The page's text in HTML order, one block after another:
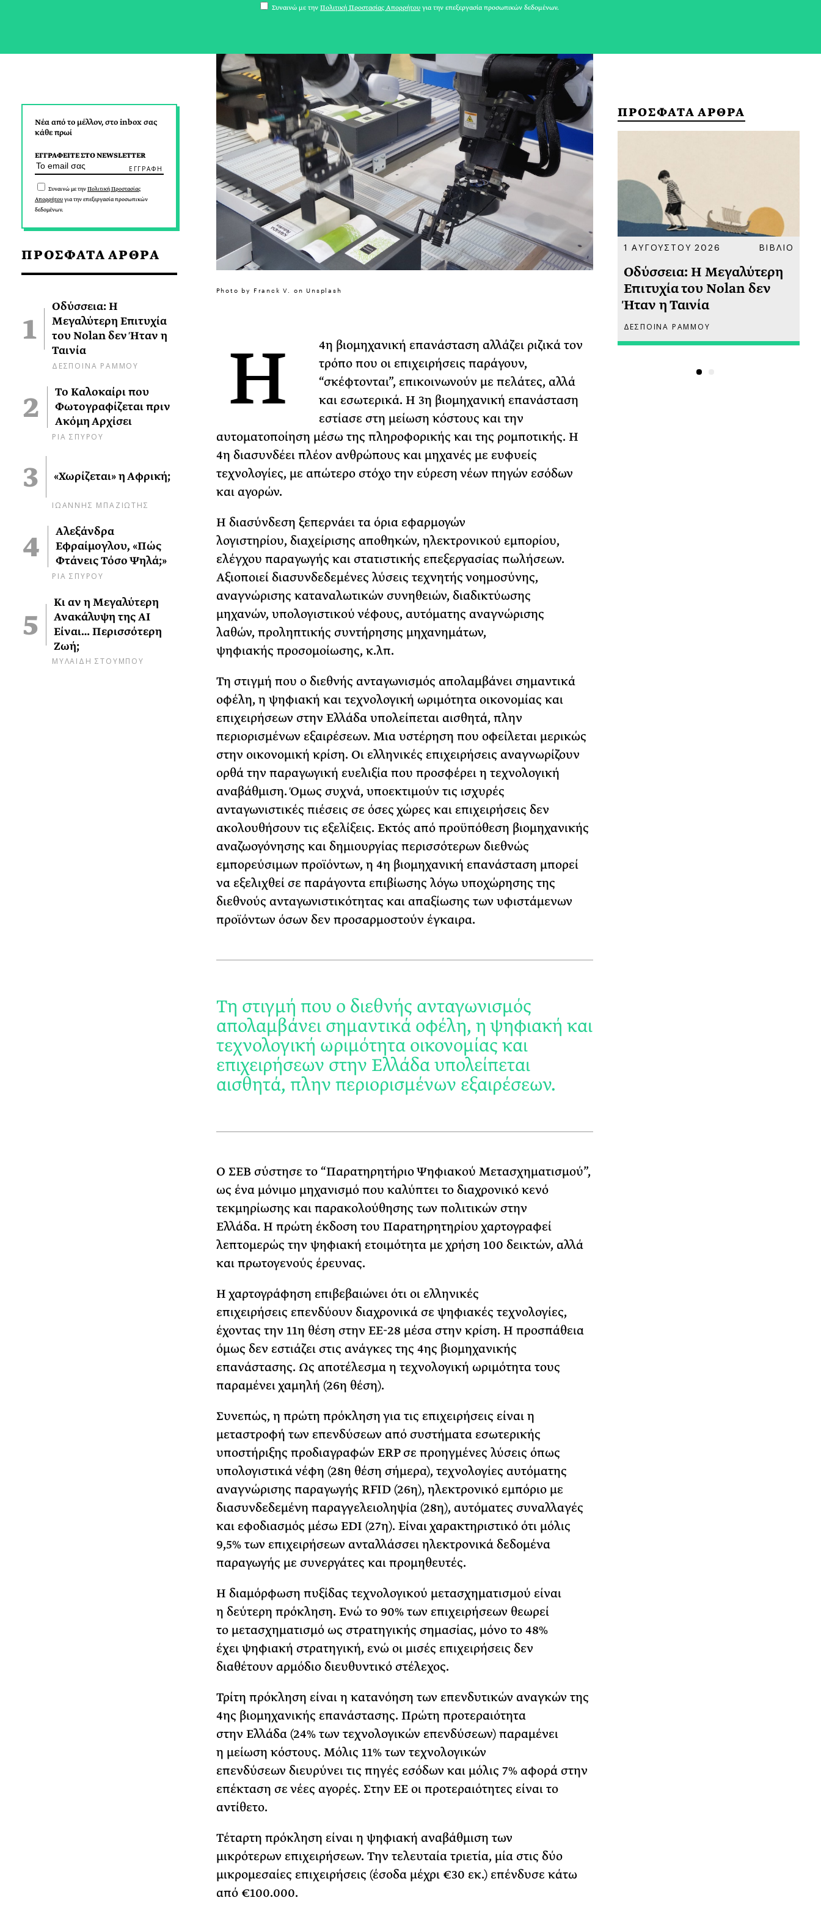
Νέα από το μέλλον, στο inbox σας
κάθε πρωί
ΕΓΓΡΑΦΕΙΤΕ ΣΤΟ NEWSLETTER
Συναινώ με τηνΠολιτική Προστασίας
Απορρήτουγια την επεξεργασία προσωπικών
δεδομένων.
ΠΡΟΣΦΑΤΑ ΑΡΘΡΑ
Οδύσσεια: Η
Μεγαλύτερη Επιτυχία
του Nolan δεν Ήταν η
Ταινία
ΔΕΣΠΟΙΝΑ ΡΑΜΜΟΥ
Το Καλοκαίρι που
Φωτογραφίζεται πριν
Ακόμη Αρχίσει
ΡΙΑ ΣΠΥΡΟΥ
«Χωρίζεται» η Αφρική;
ΙΩΑΝΝΗΣ ΜΠΑΖΙΩΤΗΣ
Αλεξάνδρα
Εφραίμογλου, «Πώς
Φτάνεις Τόσο Ψηλά;»
ΡΙΑ ΣΠΥΡΟΥ
Κι αν η Μεγαλύτερη
Ανακάλυψη της AI
Είναι… Περισσότερη
Ζωή;
ΜΥΛΑΙΔΗ ΣΤΟΥΜΠΟΥ
Photo by Franck V. on Unsplash
Η
4η βιομηχανική επανάσταση αλλάζει ριζικά τον
τρόπο που οι επιχειρήσεις παράγουν,
“σκέφτονται”, επικοινωνούν με πελάτες, αλλά
και εσωτερικά. Η 3η βιομηχανική επανάσταση
εστίασε στη μείωση κόστους και την
αυτοματοποίηση μέσω της πληροφορικής και της ρομποτικής. Η
4η διασυνδέει πλέον ανθρώπους και μηχανές με ευφυείς
τεχνολογίες, με απώτερο στόχο την εύρεση νέων πηγών εσόδων
και αγορών.
Η διασύνδεση ξεπερνάει τα όρια εφαρμογών
λογιστηρίου, διαχείρισης αποθηκών, ηλεκτρονικού εμπορίου,
ελέγχου παραγωγής και στατιστικής επεξεργασίας πωλήσεων.
Αξιοποιεί διασυνδεδεμένες λύσεις τεχνητής νοημοσύνης,
αναγνώρισης καταναλωτικών συνηθειών, διαδικτύωσης
μηχανών, υπολογιστικού νέφους, αυτόματης αναγνώρισης
λαθών, προληπτικής συντήρησης μηχανημάτων,
ψηφιακής προσομοίωσης, κ.λπ.
Τη στιγμή που ο διεθνής ανταγωνισμός απολαμβάνει σημαντικά
οφέλη, η ψηφιακή και τεχνολογική ωριμότητα οικονομίας και
επιχειρήσεων στην Ελλάδα υπολείπεται αισθητά, πλην
περιορισμένων εξαιρέσεων. Μια υστέρηση που οφείλεται μερικώς
στην οικονομική κρίση. Οι ελληνικές επιχειρήσεις αναγνωρίζουν
ορθά την παραγωγική ευελιξία που προσφέρει η τεχνολογική
αναβάθμιση. Όμως συχνά, υποεκτιμούν τις ισχυρές
ανταγωνιστικές πιέσεις σε όσες χώρες και επιχειρήσεις δεν
ακολουθήσουν τις εξελίξεις. Εκτός από προϋπόθεση βιομηχανικής
αναζωογόνησης και δημιουργίας περισσότερων διεθνώς
εμπορεύσιμων προϊόντων, η 4η βιομηχανική επανάσταση μπορεί
να εξελιχθεί σε παράγοντα επιβίωσης λόγω υποχώρησης της
διεθνούς ανταγωνιστικότητας και απαξίωσης των υφιστάμενων
προϊόντων όσων δεν προσαρμοστούν έγκαιρα.
Τη στιγμή που ο διεθνής ανταγωνισμός
απολαμβάνει σημαντικά οφέλη, η ψηφιακή και
τεχνολογική ωριμότητα οικονομίας και
επιχειρήσεων στην Ελλάδα υπολείπεται
αισθητά, πλην περιορισμένων εξαιρέσεων.
Ο ΣΕΒ σύστησε το “Παρατηρητήριο Ψηφιακού Μετασχηματισμού”,
ως ένα μόνιμο μηχανισμό που καλύπτει το διαχρονικό κενό
τεκμηρίωσης και παρακολούθησης των πολιτικών στην
Ελλάδα. H πρώτη έκδοση του Παρατηρητηρίου χαρτογραφεί
λεπτομερώς την ψηφιακή ετοιμότητα με χρήση 100 δεικτών, αλλά
και πρωτογενούς έρευνας.
Η χαρτογράφηση επιβεβαιώνει ότι οι ελληνικές
επιχειρήσεις επενδύουν διαχρονικά σε ψηφιακές τεχνολογίες,
έχοντας την 11η θέση στην ΕΕ-28 μέσα στην κρίση. Η προσπάθεια
όμως δεν εστιάζει στις ανάγκες της 4ης βιομηχανικής
επανάστασης. Ως αποτέλεσμα η τεχνολογική ωριμότητα τους
παραμένει χαμηλή (26η θέση).
Συνεπώς, η πρώτη πρόκληση για τις επιχειρήσεις είναι η
μεταστροφή των επενδύσεων από συστήματα εσωτερικής
υποστήριξης προδιαγραφών ERP σε προηγμένες λύσεις όπως
υπολογιστικά νέφη (28η θέση σήμερα), τεχνολογίες αυτόματης
αναγνώρισης παραγωγής RFID (26η), ηλεκτρονικό εμπόριο με
διασυνδεδεμένη παραγγελειοληψία (28η), αυτόματες συναλλαγές
και εφοδιασμός μέσω EDI (27η). Είναι χαρακτηριστικό ότι μόλις
9,5% των επιχειρήσεων ανταλλάσσει ηλεκτρονικά δεδομένα
παραγωγής με συνεργάτες και προμηθευτές.
Η διαμόρφωση πυξίδας τεχνολογικού μετασχηματισμού είναι
η δεύτερη πρόκληση. Ενώ το 90% των επιχειρήσεων θεωρεί
το μετασχηματισμό ως στρατηγικής σημασίας, μόνο το 48%
έχει ψηφιακή στρατηγική, ενώ οι μισές επιχειρήσεις δεν
διαθέτουν αρμόδιο διευθυντικό στέλεχος.
Τρίτη πρόκληση είναι η κατανόηση των επενδυτικών αναγκών της
4ης βιομηχανικής επανάστασης. Πρώτη προτεραιότητα
στην Ελλάδα (24% των τεχνολογικών επενδύσεων) παραμένει
η μείωση κόστους. Μόλις 11% των τεχνολογικών
επενδύσεων διευρύνει τις πηγές εσόδων και μόλις 7% αφορά στην
επέκταση σε νέες αγορές. Στην ΕΕ οι προτεραιότητες είναι το
αντίθετο.
Τέταρτη πρόκληση είναι η ψηφιακή αναβάθμιση των
μικρότερων επιχειρήσεων. Tην τελευταία τριετία, μία στις δύο
μικρομεσαίες επιχειρήσεις (έσοδα μέχρι €30 εκ.) επένδυσε κάτω
από €100.000.
ΠΡΟΣΦΑΤΑ ΑΡΘΡΑ
31 ΙΟΥΛΙΟΥ 2026 ΚΟΙΝΩΝΙΑ
Το Καλοκαίρι που
1 ΑΥΓΟΥΣΤΟΥ 2026 ΒΙΒΛΙΟ
Οδύσσεια: Η Μεγαλύτερη
Επιτυχία του Nolan δεν
Ήταν η Ταινία
ΔΕΣΠΟΙΝΑ ΡΑΜΜΟΥ
Συναινώ με την Πολιτική Προστασίας Απορρήτου για την επεξεργασία προσωπικών δεδομένων.